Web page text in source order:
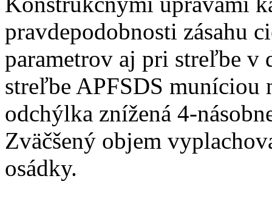
pravdepodobnosti zásahu
parametrov aj pri streľbe v
streľbe APFSDS muníciou
odchýlka znížená 4-
Zväčšený objem
osádky.